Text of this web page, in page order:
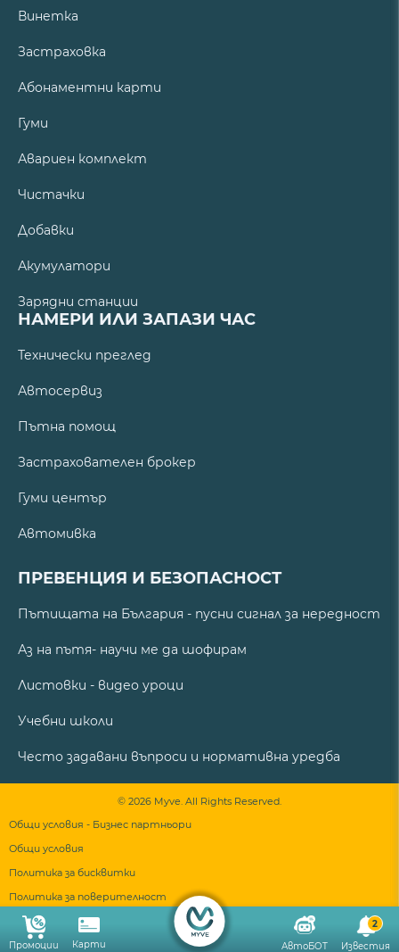
Промоции Карти АвтоБОТ
2
Известия
Винетка
Застраховка
Абонаментни карти
Гуми
Авариен комплект
Чистачки
Добавки
Акумулатори
Зарядни станции
НАМЕРИ ИЛИ ЗАПАЗИ ЧАС
Технически преглед
Автосервиз
Пътна помощ
Застрахователен брокер
Гуми център
Автомивка
ПРЕВЕНЦИЯ И БЕЗОПАСНОСТ
Пътищата на България - пусни сигнал за нередност
Аз на пътя- научи ме да шофирам
Листовки - видео уроци
Учебни школи
Често задавани въпроси и нормативна уредба
© 2026 Myve. All Rights Reserved.
Общи условия - Бизнес партньори
Общи условия
Политика за бисквитки
Политика за поверителност